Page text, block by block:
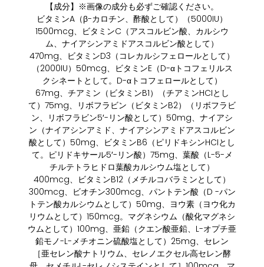
【成分】※画像の成分も必ずご確認ください。
ビタミンA（β-カロチン、酢酸として）（5000IU）
1500mcg、ビタミンC（アスコルビン酸、カルシウ
ム、ナイアシンアミドアスコルビン酸として）
470mg、ビタミンD3（コレカルシフェロールとして）
（2000IU）50mcg、ビタミンE（D-αトコフェリルス
クシネートとして。D-αトコフェロールとして）
67mg、チアミン（ビタミンB1）（チアミンHCIとし
て）75mg、リボフラビン（ビタミンB2）（リボフラビ
ン、リボフラビン5′-リン酸として）50mg、ナイアシ
ン（ナイアシンアミド、ナイアシンアミドアスコルビン
酸として）50mg、ビタミンB6（ピリドキシンHCIとし
て。ピリドキサール5′-リン酸）75mg、葉酸（L-5-メ
チルテトラヒドロ葉酸カルシウム塩として）
400mcg、ビタミンB12（メチルコバラミンとして）
300mcg、ビオチン300mcg、パントテン酸（D -パン
トテン酸カルシウムとして）50mg、ヨウ素（ヨウ化カ
リウムとして）150mcg。マグネシウム（酸化マグネシ
ウムとして）100mg、亜鉛（クエン酸亜鉛、L-オプチ亜
鉛モノ-L-メチオニン硫酸塩として）25mg、セレン
［亜セレン酸ナトリウム、セレノエクセル高セレン酵